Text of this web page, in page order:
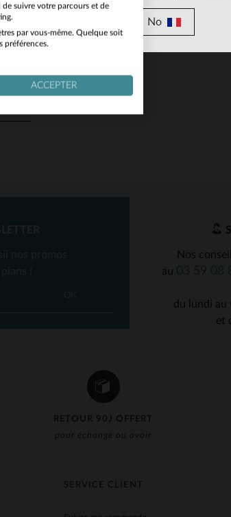
TAILLES DISPONIBLES
XL
RETOUR 90J OFFERT
pour échange ou avoir
nos promos
!
OK
Nos
au
du lundi au
et
SERVICE CLIENT
No
suivre votre parcours et de
par vous-même. Quelque soit
préférences.
ACCEPTER